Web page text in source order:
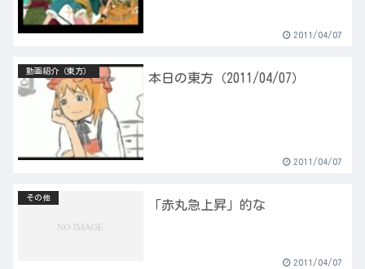
2011/04/07
動画紹介（東方）
本日の東方（2011/04/07）
2011/04/07
その他
「赤丸急上昇」的な
2011/04/07